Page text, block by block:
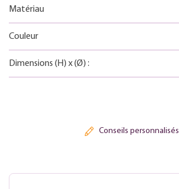
Matériau
Couleur
Dimensions (H) x(Ø) :
Conseils personnalisés